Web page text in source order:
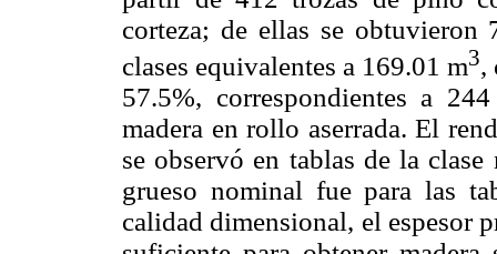
corteza; de ellas se obtuvieron
clases equivalentes a 169.01 m3,
57.5%, correspondientes a
madera en rollo aserrada. El
se observó en tablas de la
grueso nominal fue para las
calidad dimensional, el espesor